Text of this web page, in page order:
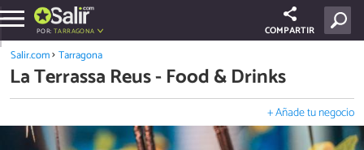
POR: TARRAGONA COMPARTIR
Salir.com Tarragona
La Terrassa Reus - Food & Drinks
+ Añade tu negocio